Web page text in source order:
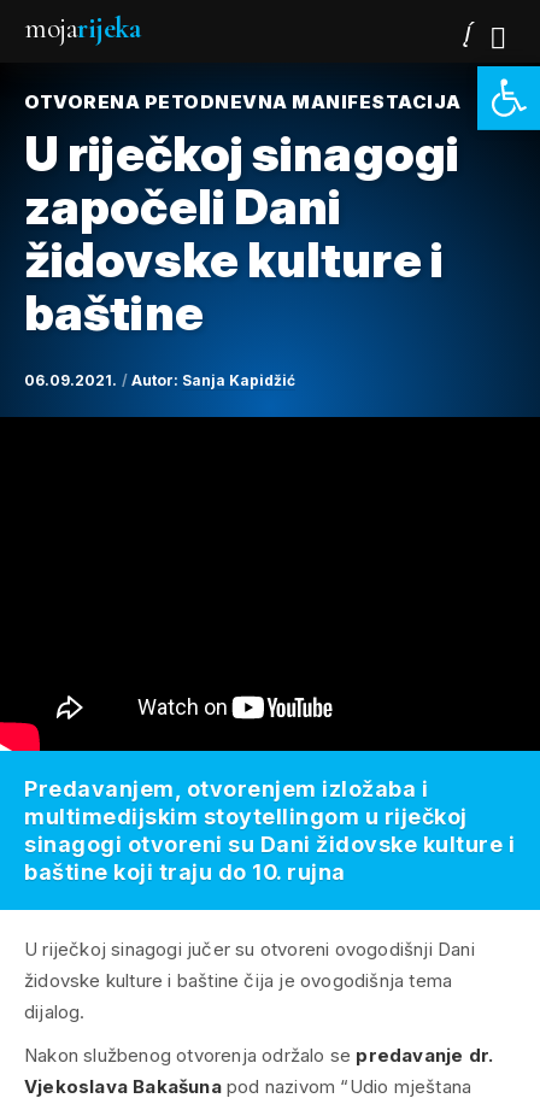
mojarijeka
OTVORENA PETODNEVNA MANIFESTACIJA
U riječkoj sinagogi
započeli Dani
židovske kulture i
baštine
06.09.2021. Autor: Sanja Kapidžić
U riječkoj sinagogi jučer su otvoreni ovogodišnji Dani
židovske kulture i baštine čija je ovogodišnja tema
dijalog.
Nakon službenog otvorenja održalo se predavanje dr.
Vjekoslava Bakašunapod nazivom “Udio mještana
Predavanjem, otvorenjem izložaba i
multimedijskim stoytellingom u riječkoj
sinagogi otvoreni su Dani židovske kulture i
baštine koji traju do 10. rujna